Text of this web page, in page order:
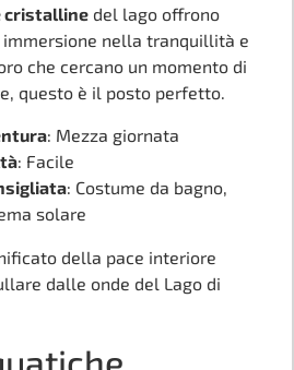
cristalline del lago offrono
immersione nella tranquillità e
che cercano un momento di
questo è il posto perfetto.
: Mezza giornata
: Facile
: Costume da bagno,
solare
della pace interiore
dalle onde del Lago di